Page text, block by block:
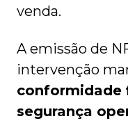
venda.
A emissão de
intervenção
conformidade
segurança